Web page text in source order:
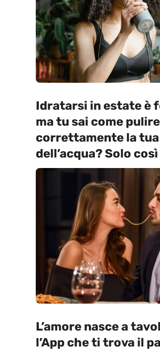
Idratarsi in estate è
ma tu sai come pulire
correttamente la
dell’acqua? Solo
L’amore nasce a
l’App che ti trova il